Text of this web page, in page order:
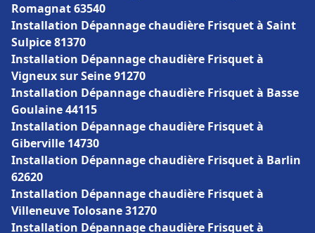
Romagnat 63540
Installation Dépannage chaudière Frisquet à Saint
Sulpice 81370
Installation Dépannage chaudière Frisquet à
Vigneux sur Seine 91270
Installation Dépannage chaudière Frisquet à Basse
Goulaine 44115
Installation Dépannage chaudière Frisquet à
Giberville 14730
Installation Dépannage chaudière Frisquet à Barlin
62620
Installation Dépannage chaudière Frisquet à
Villeneuve Tolosane 31270
Installation Dépannage chaudière Frisquet à